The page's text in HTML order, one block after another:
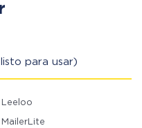
para usar)
Leeloo
MailerLite